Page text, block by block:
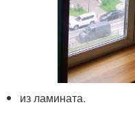
из ламината.